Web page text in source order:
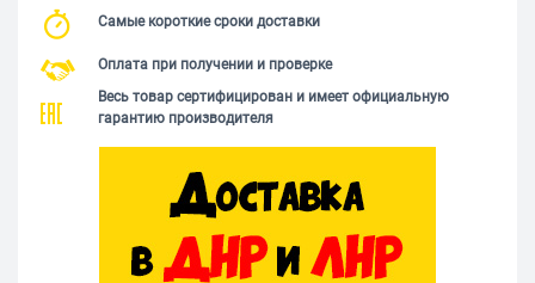
Самые короткие сроки доставки
Оплата при получении и проверке
Весь товар сертифицирован и имеет официальную
гарантию производителя